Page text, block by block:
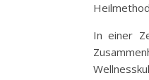
In einer